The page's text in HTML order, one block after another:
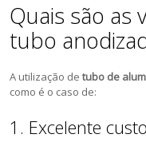
Quais são as
tubo
A utilização detubo de
como é o caso de:
1. Excelente